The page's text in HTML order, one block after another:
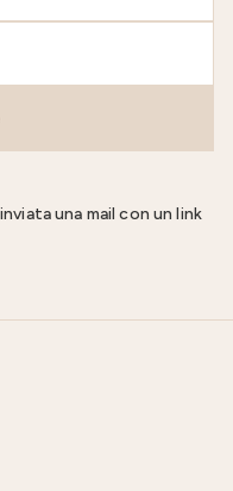
una mail con un link